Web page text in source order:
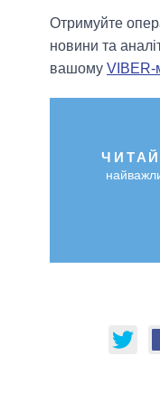
Отримуйте
новини та
вашому VIBER-